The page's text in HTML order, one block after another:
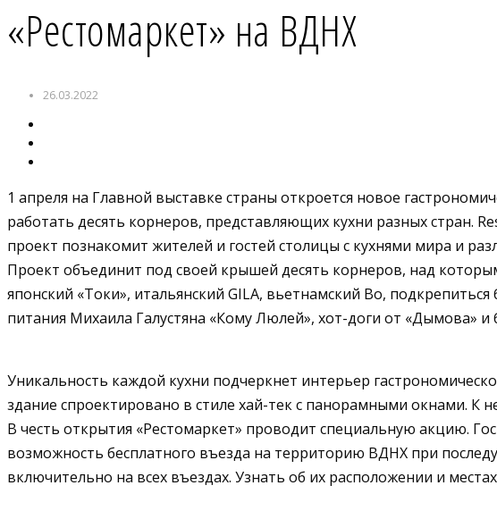
«Рестомаркет» на ВДНХ
26.03.2022
1 апреля на Главной выставке страны откроется новое
работать десять корнеров, представляющих кухни разных стран.
проект познакомит жителей и гостей столицы с кухнями мира и
Проект объединит под своей крышей десять корнеров, над
японский «Токи», итальянский GILA, вьетнамский Bo,
питания Михаила Галустяна «Кому Люлей», хот-доги от «Дымова»
Уникальность каждой кухни подчеркнет интерьер
здание спроектировано в стиле хай-тек с панорамными окнами. К
В честь открытия «Рестомаркет» проводит специальную акцию.
возможность бесплатного въезда на территорию ВДНХ при
включительно на всех въездах. Узнать об их расположении и